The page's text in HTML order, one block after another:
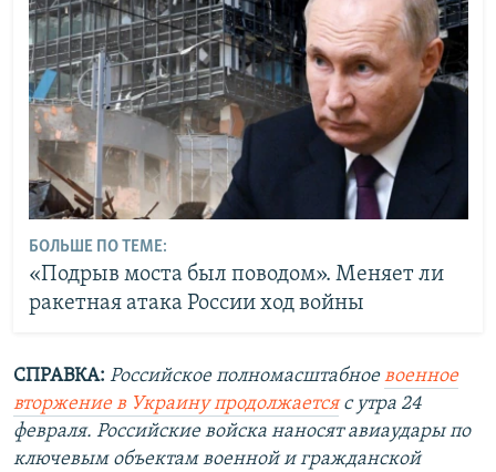
БОЛЬШЕ ПО ТЕМЕ:
«Подрыв моста был поводом». Меняет ли
ракетная атака России ход войны
СПРАВКА: Российское полномасштабноевоенное
вторжение в Украину продолжаетсяс утра 24
февраля. Российские войска наносят авиаудары по
ключевым объектам военной и гражданской